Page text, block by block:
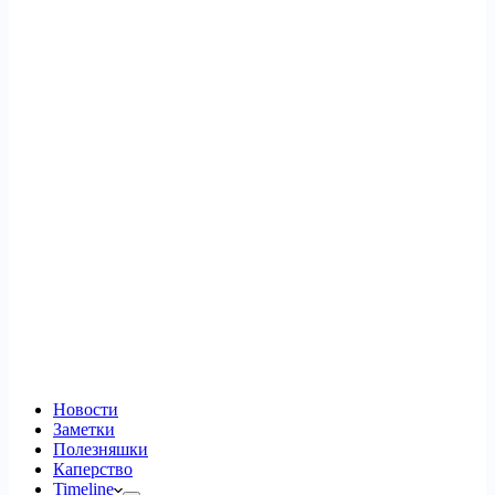
Новости
Заметки
Полезняшки
Каперство
Timeline